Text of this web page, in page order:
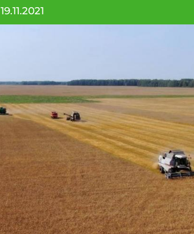
19.11.2021